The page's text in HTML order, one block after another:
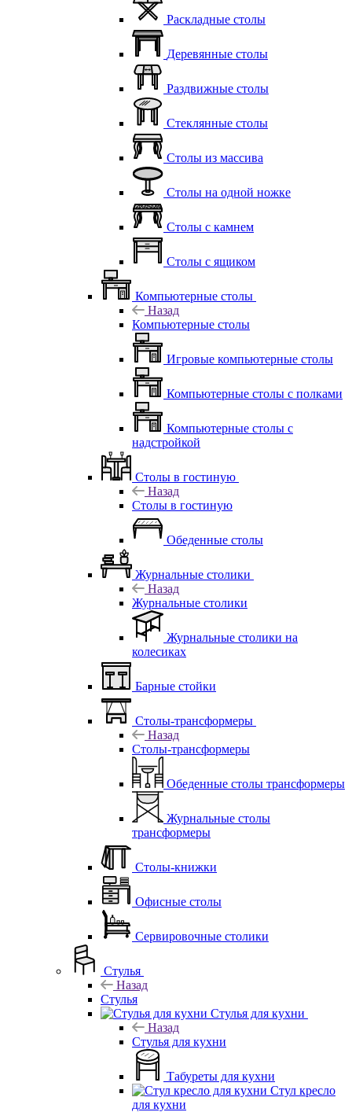
Раскладные столы
Деревянные столы
Раздвижные столы
Стеклянные столы
Столы из массива
Столы на одной ножке
Столы с камнем
Столы с ящиком
Компьютерные столы
Назад
Компьютерные столы
Игровые компьютерные столы
Компьютерные столы с полками
Компьютерные столы с
надстройкой
Столы в гостиную
Назад
Столы в гостиную
Обеденные столы
Журнальные столики
Назад
Журнальные столики
Журнальные столики на
колесиках
Барные стойки
Столы-трансформеры
Назад
Столы-трансформеры
Обеденные столы трансформеры
Журнальные столы
трансформеры
Столы-книжки
Офисные столы
Сервировочные столики
Стулья
Назад
Стулья
Стулья для кухни
Назад
Стулья для кухни
Табуреты для кухни
Стул кресло
для кухни